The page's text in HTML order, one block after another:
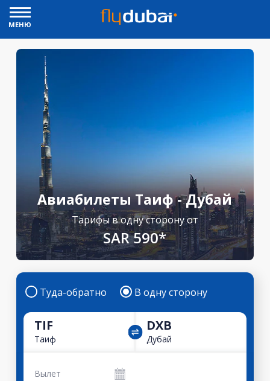
МЕНЮ
Авиабилеты Таиф - Дубай
Тарифы в одну сторону от
SAR 590*
Туда-обратно В одну сторону
TIF
Таиф
DXB
Дубай
Вылет